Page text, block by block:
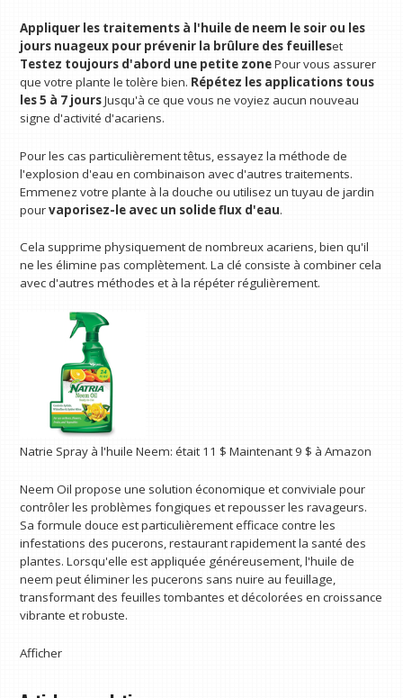
Appliquer les traitements à l'huile de neem le soir ou les
jours nuageux pour prévenir la brûlure des feuilleset
Testez toujours d'abord une petite zonePour vous assurer
que votre plante le tolère bien. Répétez les applications tous
les 5 à 7 joursJusqu'à ce que vous ne voyiez aucun nouveau
signe d'activité d'acariens.
Pour les cas particulièrement têtus, essayez la méthode de
l'explosion d'eau en combinaison avec d'autres traitements.
Emmenez votre plante à la douche ou utilisez un tuyau de jardin
pourvaporisez-le avec un solide flux d'eau.
Cela supprime physiquement de nombreux acariens, bien qu'il
ne les élimine pas complètement. La clé consiste à combiner cela
avec d'autres méthodes et à la répéter régulièrement.
Natrie Spray à l'huile Neem: était 11 $ Maintenant 9 $ à Amazon
Neem Oil propose une solution économique et conviviale pour
contrôler les problèmes fongiques et repousser les ravageurs.
Sa formule douce est particulièrement efficace contre les
infestations des pucerons, restaurant rapidement la santé des
plantes. Lorsqu'elle est appliquée généreusement, l'huile de
neem peut éliminer les pucerons sans nuire au feuillage,
transformant des feuilles tombantes et décolorées en croissance
vibrante et robuste.
Afficher